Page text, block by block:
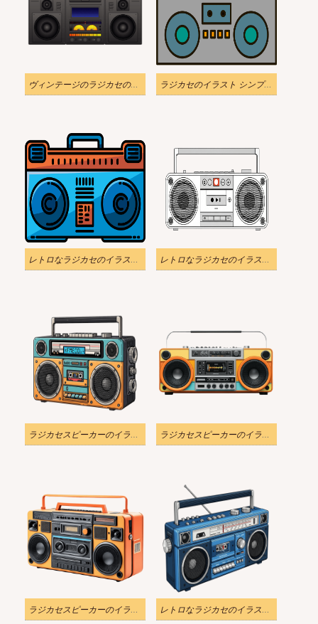
ヴィンテージのラジカセのイラスト ラジカセのイラスト シンプル PNG
レトロなラジカセのイラスト背景 レトロなラジカセのイラスト無料 2
ラジカセスピーカーのイラスト ラジカセスピーカーのイラスト 2
ラジカセスピーカーのイラスト 3 レトロなラジカセのイラスト無料 3